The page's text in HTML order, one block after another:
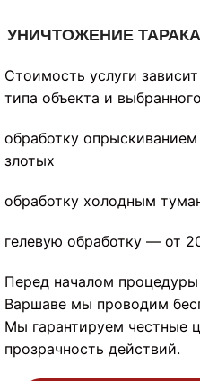
УНИЧТОЖЕНИЕ
Стоимость услуги
типа объекта и
обработку
злотых
обработку холодным
гелевую обработку — от
Перед началом
Варшаве мы проводим
Мы гарантируем честные
прозрачность действий.